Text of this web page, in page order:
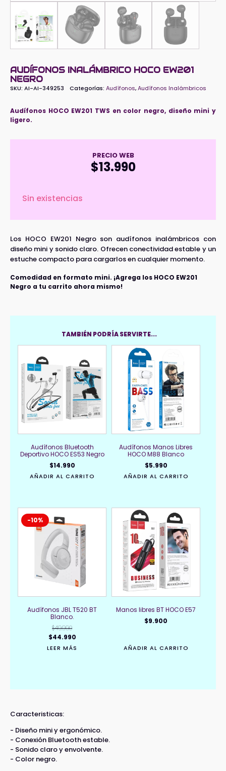
AUDÍFONOS INALÁMBRICO HOCO EW201
NEGRO
SKU: AI-AI-349253 Categorías: Audífonos,Audífonos Inalámbricos
Audífonos HOCO EW201 TWS en color negro, diseño mini y
ligero.
PRECIO WEB
$13.990
Sin existencias
Los HOCO EW201 Negro son audífonos inalámbricos con
diseño mini y sonido claro. Ofrecen conectividad estable y un
estuche compacto para cargarlos en cualquier momento.
Comodidad en formato mini. ¡Agrega los HOCO EW201
Negro a tu carrito ahora mismo!
TAMBIÉN PODRÍA SERVIRTE...
Audífonos Bluetooth
Deportivo HOCO ES53 Negro
$14.990
AÑADIR AL CARRITO
Audífonos Manos Libres
HOCO M88 Blanco
$5.990
AÑADIR AL CARRITO
-10%
Audífonos JBL T520 BT
Blanco.
$49.990
El
precio
$44.990El
precio
LEER MÁS
Manos libres BT HOCO E57
$9.900
AÑADIR AL CARRITO
Caracteristicas:
- Diseño mini y ergonómico.
- Conexión Bluetooth estable.
- Sonido claro y envolvente.
- Color negro.